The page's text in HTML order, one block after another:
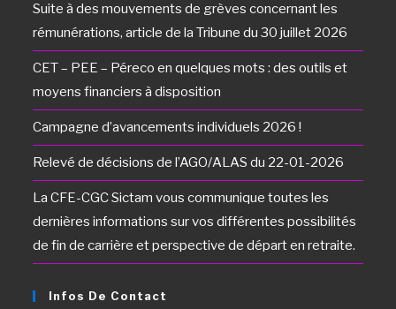
Suite à des mouvements de grèves concernant les
rémunérations, article de la Tribune du 30 juillet 2026
CET – PEE – Péreco en quelques mots : des outils et
moyens financiers à disposition
Campagne d’avancements individuels 2026 !
Relevé de décisions de l’AGO/ALAS du 22-01-2026
La CFE-CGC Sictam vous communique toutes les
dernières informations sur vos différentes possibilités
de fin de carrière et perspective de départ en retraite.
Infos De Contact